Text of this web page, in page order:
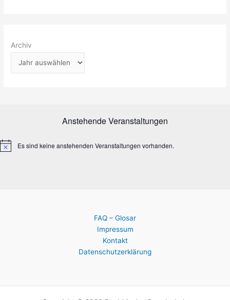
Archiv
Anstehende Veranstaltungen
H
Es sind keine anstehenden Veranstaltungen vorhanden.
FAQ – Glosar
Impressum
Kontakt
Datenschutzerklärung